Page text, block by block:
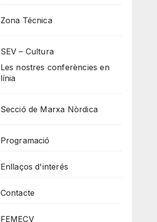
Zona Técnica
SEV – Cultura
Les nostres conferències en
línia
Secció de Marxa Nòrdica
Programació
Enllaços d'interés
Contacte
FEMECV